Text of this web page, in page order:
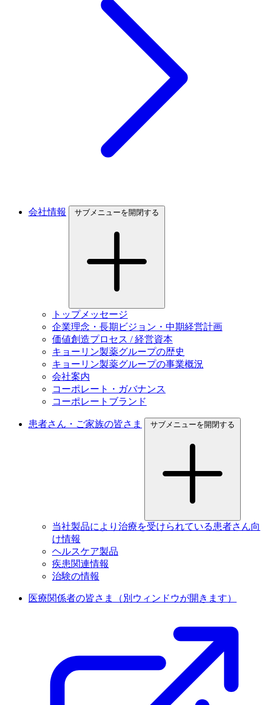
会社情報 サブメニューを開閉する
トップメッセージ
企業理念・長期ビジョン・中期経営計画
価値創造プロセス / 経営資本
キョーリン製薬グループの歴史
キョーリン製薬グループの事業概況
会社案内
コーポレート・ガバナンス
コーポレートブランド
患者さん・ご家族の皆さま サブメニューを開閉する
当社製品により治療を受けられている患者さん向
け情報
ヘルスケア製品
疾患関連情報
治験の情報
医療関係者の皆さま （別ウィンドウが開きます）